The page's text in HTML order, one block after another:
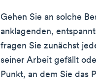
Gehen Sie an solche
anklagenden,
fragen Sie zunächst
seiner Arbeit gefällt
Punkt, an dem Sie das